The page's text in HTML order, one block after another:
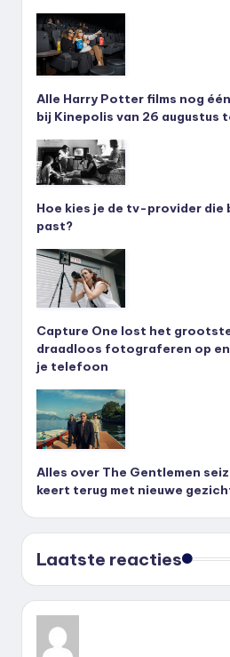
Alle Harry Potter films nog
bij Kinepolis van 26 augustus
Hoe kies je de tv-provider die
past?
Capture One lost het
draadloos fotograferen op
je telefoon
Alles over The Gentlemen
keert terug met nieuwe
Laatste reacties